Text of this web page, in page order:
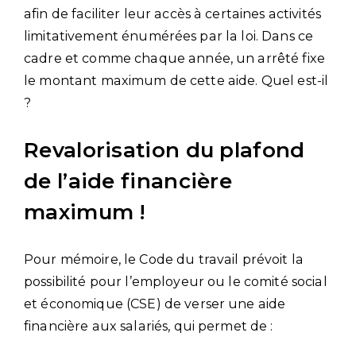
afin de faciliter leur accès à certaines activités
limitativement énumérées par la loi. Dans ce
cadre et comme chaque année, un arrêté fixe
le montant maximum de cette aide. Quel est-il
?
Revalorisation du plafond
de l’aide financière
maximum !
Pour mémoire, le Code du travail prévoit la
possibilité pour l’employeur ou le comité social
et économique (CSE) de verser une aide
financière aux salariés, qui permet de :